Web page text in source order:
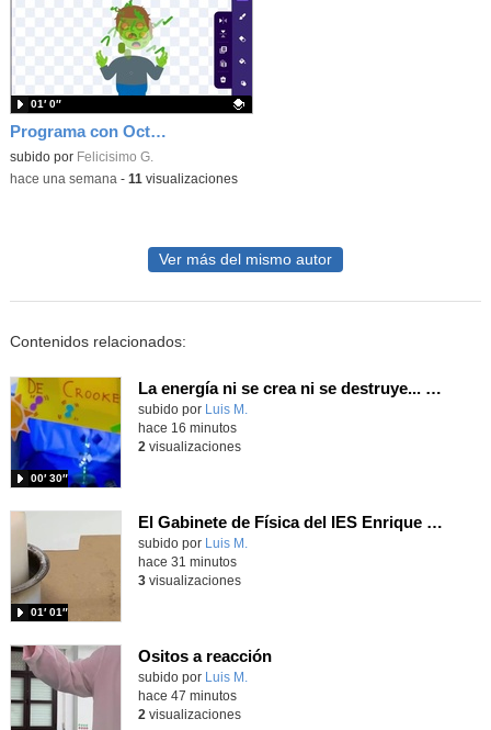
Programa con OctoStudio, un juego homenajeando al House of the dead con Zombies
Contenido educativo.
subido por Felicisimo G.
01′ 0″
-hace una semana - 11 visualizaciones
Ver más del mismo autor
Contenidos relacionados:
La energía ni se crea ni se destruye... ¡se experimenta! El Tierno en la Feria Madrid es Ciencia 2026
Contenido educativo.
subido por Luis M.
00′ 30″
hace 16 minutos
2 visualizaciones
El Gabinete de Física del IES Enrique Tierno Galván de Parla (Curso 25-26)
Contenido educativo.
subido por Luis M.
01′ 01″
hace 31 minutos
3visualizaciones
Ositos a reacción
Contenido educativo.
subido por Luis M.
hace 47 minutos
2 visualizaciones